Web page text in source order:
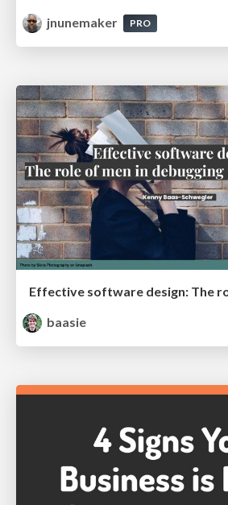
jnunemaker
PRO
baasie